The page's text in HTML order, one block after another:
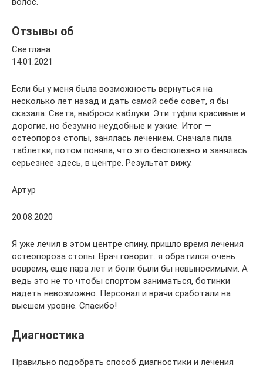
Отзывы об
Светлана
14.01.2021
Если бы у меня была возможность вернуться на
несколько лет назад и дать самой себе совет, я бы
сказала: Света, выброси каблуки. Эти туфли красивые и
дорогие, но безумно неудобные и узкие. Итог —
остеопороз стопы, занялась лечением. Сначала пила
таблетки, потом поняла, что это бесполезно и занялась
серьезнее здесь, в центре. Результат вижу.
Артур
20.08.2020
Я уже лечил в этом центре спину, пришло время лечения
остеопороза стопы. Врач говорит. я обратился очень
вовремя, еще пара лет и боли были бы невыносимыми. А
ведь это не то чтобы спортом заниматься, ботинки
надеть невозможно. Персонал и врачи сработали на
высшем уровне. Спасибо!
Диагностика
Правильно подобрать способ диагностики и лечения